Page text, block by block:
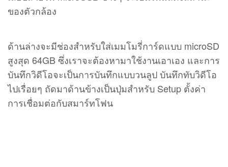
ของตัวกล้อง
ด้านล่างจะมีช่องสำหรับใส่เมมโมรี่การ์ดแบบ microSD
สูงสุด 64GB ซึ่งเราจะต้องหามาใช้งานเอาเอง และการ
บันทึกวิดีโอจะเป็นการบันทึกแบบวนลูป บันทึกทับวิดีโอ
ไปเรื่อยๆ ถัดมาด้านข้างเป็นปุ่มสำหรับ Setup ตั้งค่า
การเชื่อมต่อกับสมาร์ทโฟน